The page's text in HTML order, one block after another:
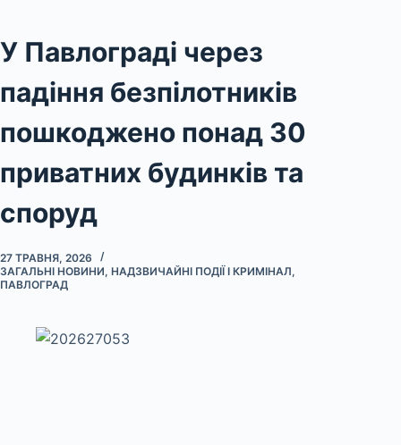
У Павлограді через
падіння безпілотників
пошкоджено понад 30
приватних будинків та
споруд
27 ТРАВНЯ, 2026
ЗАГАЛЬНІ НОВИНИ, НАДЗВИЧАЙНІ ПОДІЇ І КРИМІНАЛ,
ПАВЛОГРАД